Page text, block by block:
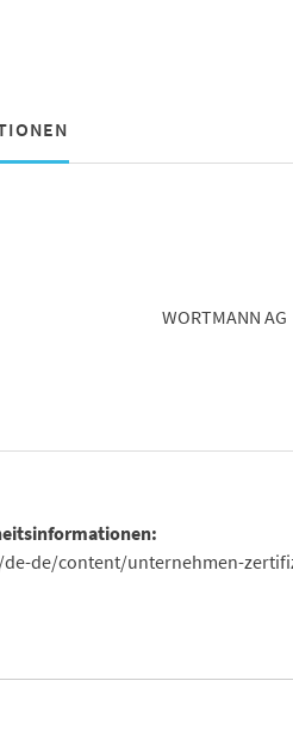
WORTMANN AG
de/content/unternehmen-